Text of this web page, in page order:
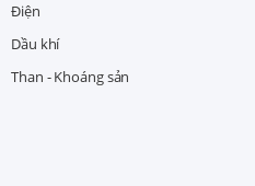
Điện
Dầu khí
Than - Khoáng sản